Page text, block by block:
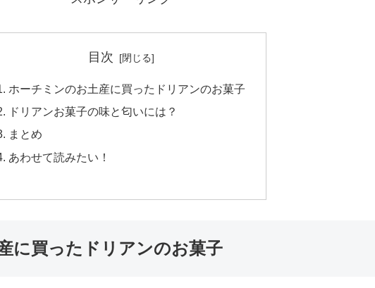
目次
ホーチミンのお土産に買ったドリアンのお菓子
ドリアンお菓子の味と匂いには？
まとめ
あわせて読みたい！
に買ったドリアンのお菓子